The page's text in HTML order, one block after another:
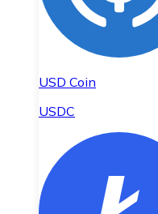
USD Coin
USDC